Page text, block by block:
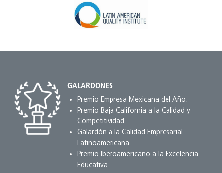
GALARDONES
Premio Empresa Mexicana del Año.
Premio Baja California a la Calidad y
Competitividad.
Galardón a la Calidad Empresarial
Latinoamericana.
Premio Iberoamericano a la Excelencia
Educativa.